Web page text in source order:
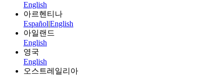
English
아르헨티나
Español|English
아일랜드
English
영국
English
오스트레일리아